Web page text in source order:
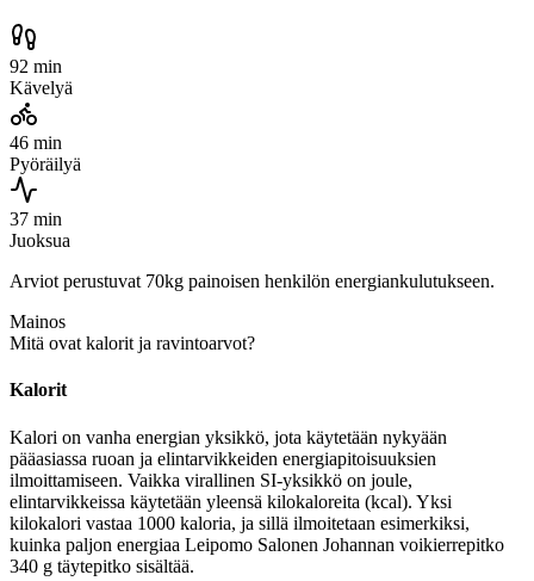
92 min
Kävelyä
46 min
Pyöräilyä
37 min
Juoksua
Arviot perustuvat 70kg painoisen henkilön energiankulutukseen.
Mainos
Mitä ovat kalorit ja ravintoarvot?
Kalorit
Kalori on vanha energian yksikkö, jota käytetään nykyään
pääasiassa ruoan ja elintarvikkeiden energiapitoisuuksien
ilmoittamiseen. Vaikka virallinen SI-yksikkö on joule,
elintarvikkeissa käytetään yleensä kilokaloreita (kcal). Yksi
kilokalori vastaa 1000 kaloria, ja sillä ilmoitetaan esimerkiksi,
kuinka paljon energiaa Leipomo Salonen Johannan voikierrepitko
340 g täytepitko sisältää.